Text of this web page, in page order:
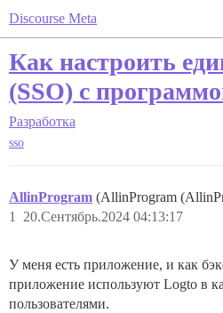
Discourse Meta
Как настроить
(SSO) с
Разработка
sso
AllinProgram (AllinProgram
20.Сентябрь.2024 04:13:17
1
У меня есть приложение, и как
приложение используют Logto в
пользователями.